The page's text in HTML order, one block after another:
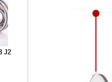
J2